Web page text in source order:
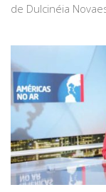
de Dulcinéia